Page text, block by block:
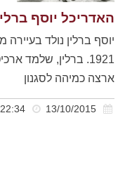
האדריכל יוסף
יוסף ברלין נולד
1921. ברלין, שלמד
ארצה כמיהה לסגנון